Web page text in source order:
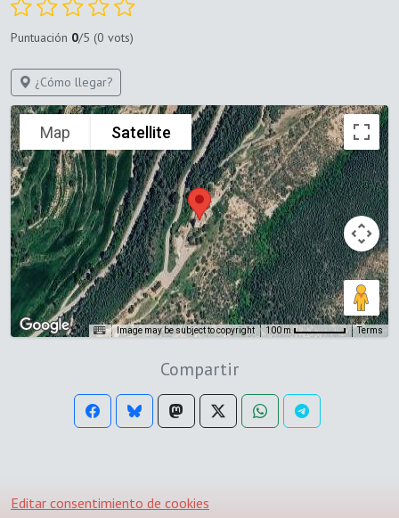
Puntuación 0/5 (0 vots)
¿Cómo llegar?
Map Satellite
Image may be subject to copyright 100 m Terms
Compartir
Editar consentimiento de cookies